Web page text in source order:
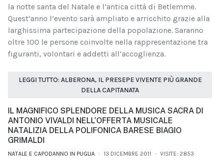
la notte santa del Natale e l’antica città di Betlemme.
Quest’anno l’evento sarà ampliato e arricchito grazie alla
larghissima partecipazione della popolazione. Saranno
oltre 100 le persone coinvolte nella rappresentazione tra
figuranti, volontari e addetti all’accoglienza.
LEGGI TUTTO: ALBERONA, IL PRESEPE VIVENTE PIÙ GRANDE
DELLA CAPITANATA
IL MAGNIFICO SPLENDORE DELLA MUSICA SACRA DI
ANTONIO VIVALDI NELL’OFFERTA MUSICALE
NATALIZIA DELLA POLIFONICA BARESE BIAGIO
GRIMALDI
NATALE E CAPODANNO IN PUGLIA 13 DICEMBRE 2011 VISITE: 2853